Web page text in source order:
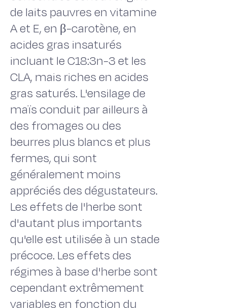
de laits pauvres en vitamine
A et E, en β-carotène, en
acides gras insaturés
incluant le C18:3n-3 et les
CLA, mais riches en acides
gras saturés. L'ensilage de
maïs conduit par ailleurs à
des fromages ou des
beurres plus blancs et plus
fermes, qui sont
généralement moins
appréciés des dégustateurs.
Les effets de l'herbe sont
d'autant plus importants
qu'elle est utilisée à un stade
précoce. Les effets des
régimes à base d'herbe sont
cependant extrêmement
variables en fonction du